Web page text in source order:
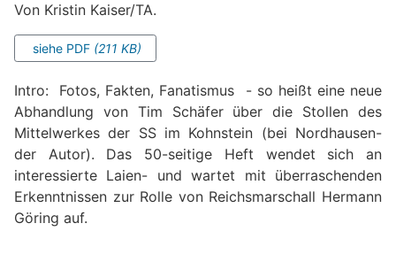
Von Kristin Kaiser/TA.
siehe PDF (211 KB)
Intro: Fotos, Fakten, Fanatismus - so heißt eine neue
Abhandlung von Tim Schäfer über die Stollen des
Mittelwerkes der SS im Kohnstein (bei Nordhausen-
der Autor). Das 50-seitige Heft wendet sich an
interessierte Laien- und wartet mit überraschenden
Erkenntnissen zur Rolle von Reichsmarschall Hermann
Göring auf.